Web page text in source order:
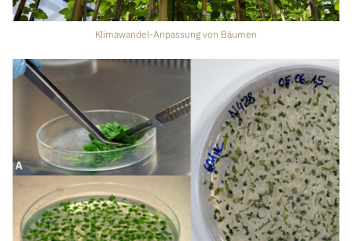
Klimawandel-Anpassung von Bäumen